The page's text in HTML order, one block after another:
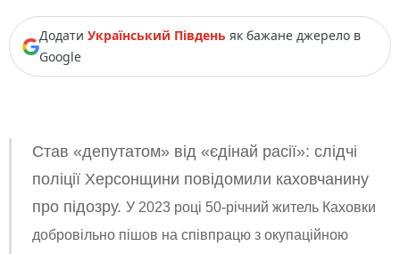
Додати Український Південь як бажане джерело в
Google
Став «депутатом» від «єдінай расії»: слідчі
поліції Херсонщини повідомили каховчанину
про підозру. У 2023 році 50-річний житель Каховки
добровільно пішов на співпрацю з окупаційною